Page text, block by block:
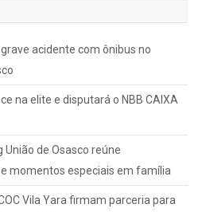
acidente com ônibus no
na elite e disputará o NBB CAIXA
União de Osasco reúne
momentos especiais em família
Vila Yara firmam parceria para